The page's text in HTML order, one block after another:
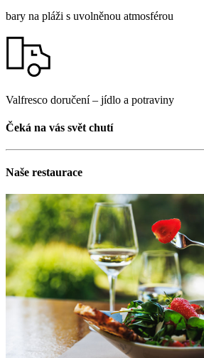
bary na pláži s uvolněnou atmosférou
Valfresco doručení – jídlo a potraviny
Čeká na vás svět chutí
Naše restaurace